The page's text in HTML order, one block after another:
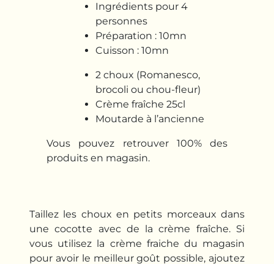
Ingrédients pour 4
personnes
Préparation : 10mn
Cuisson : 10mn
2 choux (Romanesco,
brocoli ou chou-fleur)
Crème fraîche 25cl
Moutarde à l’ancienne
Vous pouvez retrouver 100% des
produits en magasin.
Taillez les choux en petits morceaux dans
une cocotte avec de la crème fraîche. Si
vous utilisez la crème fraiche du magasin
pour avoir le meilleur goût possible, ajoutez